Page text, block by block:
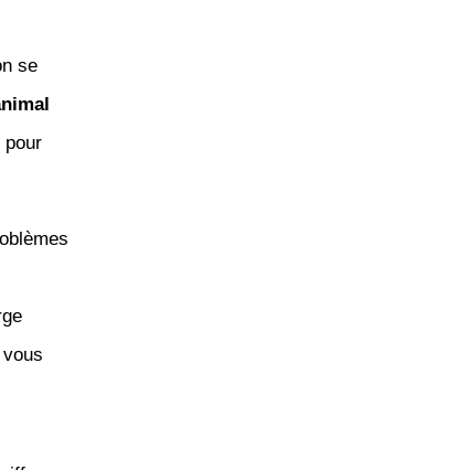
se
pour